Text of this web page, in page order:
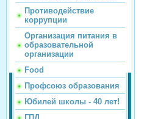
Противодействие
коррупции
Организация питания в
образовательной
организации
Food
Профсоюз образования
Юбилей школы - 40 лет!